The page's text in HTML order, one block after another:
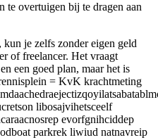
te overtuigen bij te dragen aan
kun je zelfs zonder eigen geld
of freelancer. Het vraagt
een goed plan, maar het is
= KvK krachtmeting
libosajvihetsceelf
evorfgnihciddep
parkrek liwiud natnavreip